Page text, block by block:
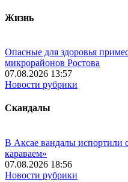
Жизнь
Опасные для здоровья
микрорайонов Ростова
07.08.2026 13:57
Новости рубрики
Скандалы
В Аксае вандалы испортили
караваем»
07.08.2026 18:56
Новости рубрики